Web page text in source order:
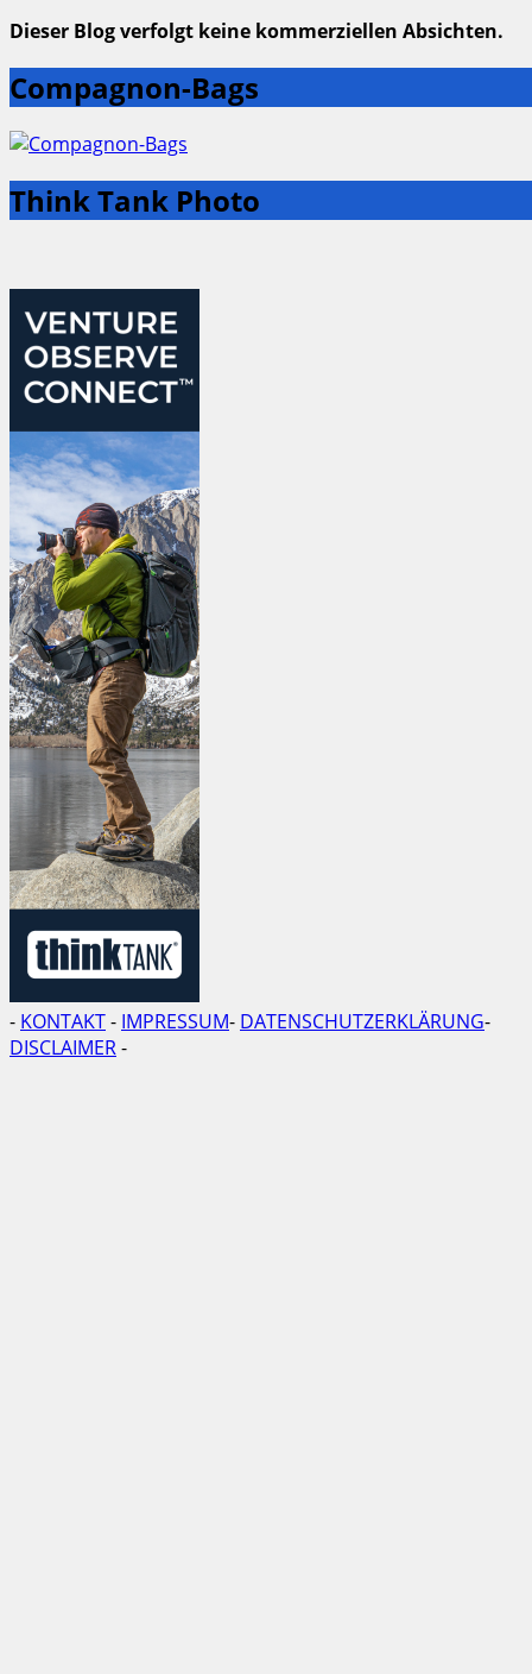
Dieser Blog verfolgt keine kommerziellen Absichten.
Compagnon-Bags
Think Tank Photo
- KONTAKT- IMPRESSUM- DATENSCHUTZERKLÄRUNG-
DISCLAIMER-